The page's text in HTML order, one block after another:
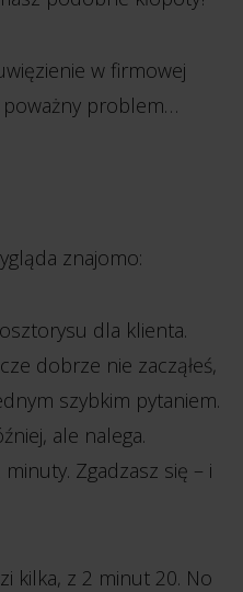
w firmowej
poważny problem…
znajomo:
dla klienta.
dobrze nie zacząłeś,
szybkim pytaniem.
ale nalega.
Zgadzasz się – i
kilka, z 2 minut 20. No